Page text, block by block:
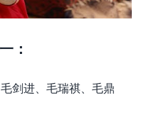
：
剑进、毛瑞祺、毛鼎